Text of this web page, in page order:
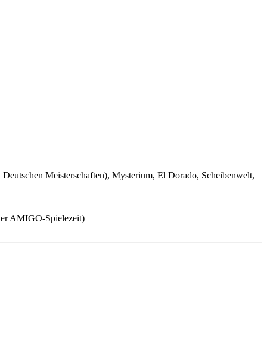
Meisterschaften), Mysterium, El Dorado, Scheibenwelt,
AMIGO-Spielezeit)